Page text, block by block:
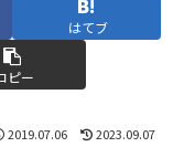
はてブ
ピー
2019.07.06 2023.09.07